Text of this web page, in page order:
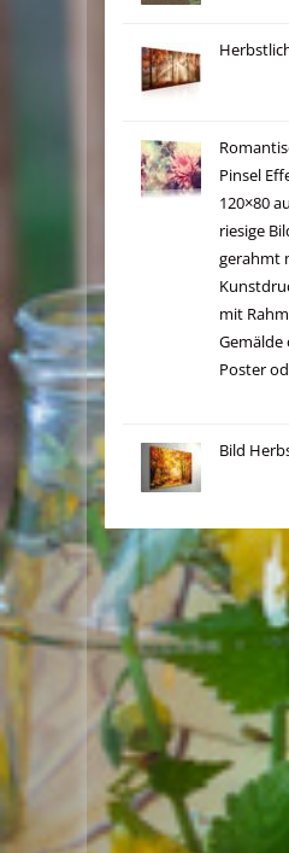
Pinsel
120×80
riesige
gerahmt
mit
Gemälde
Poster
Bild